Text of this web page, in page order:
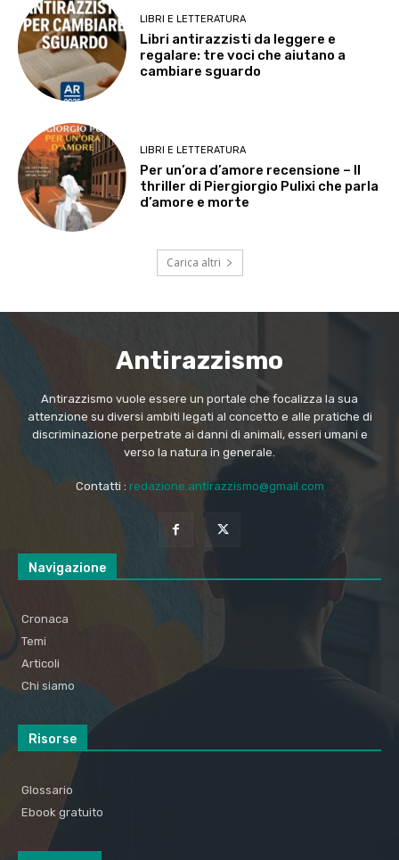
LIBRI E LETTERATURA
Libri antirazzisti da leggere e
regalare: tre voci che aiutano a
cambiare sguardo
LIBRI E LETTERATURA
Per un’ora d’amore recensione – Il
thriller di Piergiorgio Pulixi che parla
d’amore e morte
Carica altri
Antirazzismo
Antirazzismo vuole essere un portale che focalizza la sua
attenzione su diversi ambiti legati al concetto e alle pratiche di
discriminazione perpetrate ai danni di animali, esseri umani e
verso la natura in generale.
Contatti : redazione.antirazzismo@gmail.com
Navigazione
Cronaca
Temi
Articoli
Chi siamo
Risorse
Glossario
Ebook gratuito